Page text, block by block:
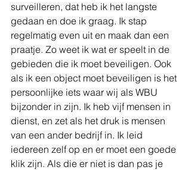
surveilleren, dat heb ik het langste
gedaan en doe ik graag. Ik stap
regelmatig even uit en maak dan een
praatje. Zo weet ik wat er speelt in de
gebieden die ik moet beveiligen. Ook
als ik een object moet beveiligen is het
persoonlijke iets waar wij als WBU
bijzonder in zijn. Ik heb vijf mensen in
dienst, en zet als het druk is mensen
van een ander bedrijf in. Ik leid
iedereen zelf op en er moet een goede
klik zijn. Als die er niet is dan pas je